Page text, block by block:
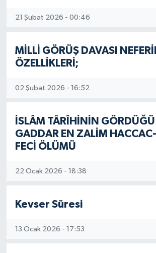
21 Şubat 2026 - 00:46
MİLLİ GÖRÜŞ DAVASI
ÖZELLİKLERİ;
02 Şubat 2026 - 16:52
İSLÂM TÂRÎHİNİN GÖRDÜĞÜ
GADDAR EN ZALİM
FECİ ÖLÜMÜ
22 Ocak 2026 - 18:38
Kevser Süresi
13 Ocak 2026 - 17:53